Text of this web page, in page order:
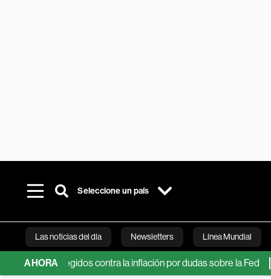
Seleccione un país
Las noticias del día Newsletters Línea Mundial
Bloomberg
AHORA
protegidos contra la inflación por dudas sobre la Fed